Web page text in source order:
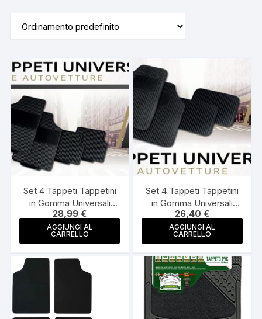
Set 4 Tappeti Tappetini
in Gomma Universali
Nero Mod. Gepardo
Antiscivolo per Auto
28,99€
AGGIUNGI AL
CARRELLO
Set 4 Tappeti Tappetini
in Gomma Universali
Nero Modello Pop
Antiscivolo per Auto
26,40€
AGGIUNGI AL
CARRELLO